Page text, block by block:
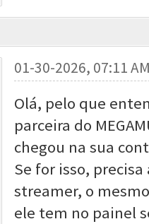
01-30-2026, 07:11
Olá, pelo que
parceira do
chegou na sua
Se for isso,
streamer, o
ele tem no painel